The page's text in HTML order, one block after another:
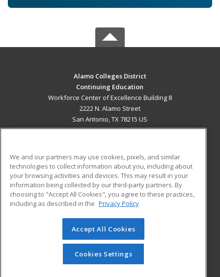
Alamo Colleges District
Continuing Education
Workforce Center of Excellence Building 8
2222 N. Alamo Street
San Antonio, TX 78215 US
ADDITIONAL RESOURCES
Military
Financial Assistance
Help
Student Blog
© 2026 ed2go, a division of Cengage Learning. All rights
reserved. The material on this site cannot be reproduced or
redistributed unless you have obtained prior written
permission from Cengage Learning.Privacy Policy
We and our partners may use cookies, pixels, and similar
technologies to collect information about you, including about
your browsing activities and devices. This may result in your
information being collected by our third-party partners. By
choosing to "Accept All Cookies", you agree to these practices,
including as described in the Privacy Policy
Accept All Cookies
Cookies Settings